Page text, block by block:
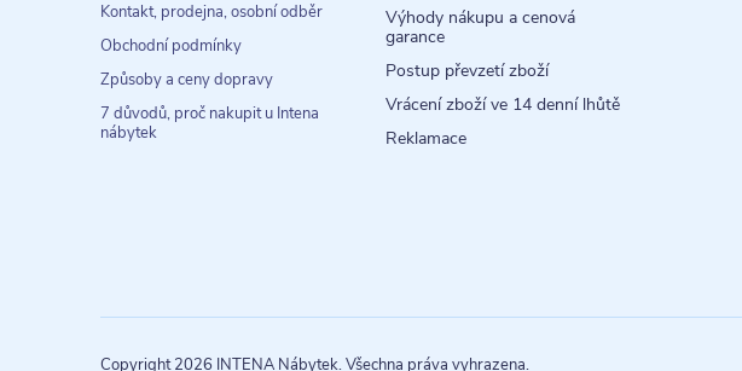
Kontakt, prodejna, osobní odběr
Obchodní podmínky
Způsoby a ceny dopravy
7 důvodů, proč nakupit u Intena
nábytek
Výhody nákupu a cenová
garance
Postup převzetí zboží
Vrácení zboží ve 14 denní lhůtě
Reklamace
Copyright 2026 INTENA Nábytek. Všechna práva vyhrazena.